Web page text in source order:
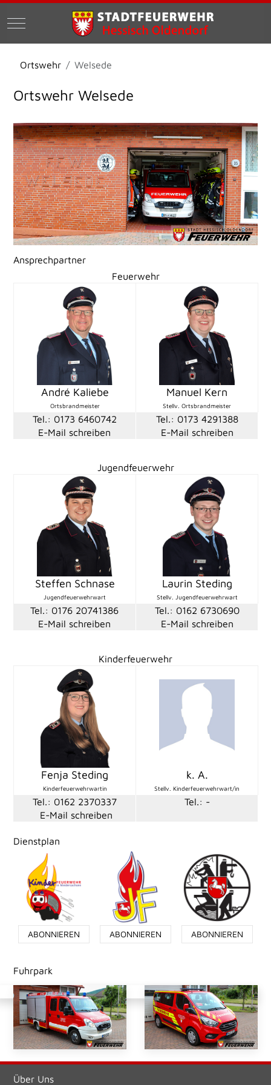
Mobile Menu Toggle
Ortswehr Welsede
Ortswehr Welsede
Ansprechpartner
Feuerwehr
André Kaliebe Manuel Kern
Ortsbrandmeister Stellv. Ortsbrandmeister
Tel.: 0173 6460742
Tel.: 0173 4291388
E-Mail schreiben
E-Mail schreiben
Jugendfeuerwehr
Steffen Schnase Laurin Steding
Jugendfeuerwehrwart Stellv. Jugendfeuerwehrwart
Tel.: 0176 20741386
Tel.: 0162 6730690
E-Mail schreiben
E-Mail schreiben
Kinderfeuerwehr
Fenja Steding k. A.
Kinderfeuerwehrwartin Stellv. Kinderfeuerwehrwart/in
Tel.: 0162 2370337
Tel.: -
E-Mail schreiben
Dienstplan
ABONNIEREN ABONNIEREN ABONNIEREN
Fuhrpark
Über Uns